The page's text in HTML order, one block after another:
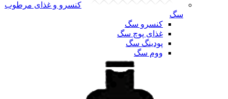
کنسرو و غذای مرطوب
سگ
کنسرو سگ
غذای پوچ سگ
پودینگ سگ
ووم سگ